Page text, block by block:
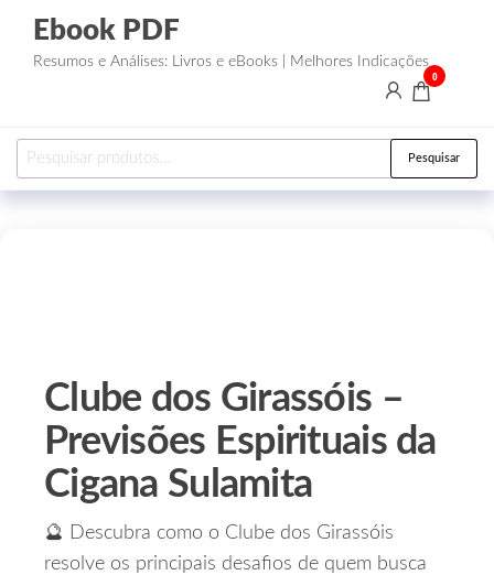
Ebook PDF
Resumos e Análises: Livros e eBooks | Melhores Indicações
0
Pesquisar
Clube dos Girassóis –
Previsões Espirituais da
Cigana Sulamita
🔮 Descubra como o Clube dos Girassóis
resolve os principais desafios de quem busca